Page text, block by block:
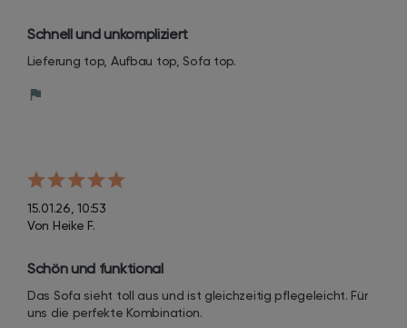
Schnell und unkompliziert
Lieferung top, Aufbau top, Sofa top.
15.01.26, 10:53
Von Heike F.
Schön und funktional
Das Sofa sieht toll aus und ist gleichzeitig pflegeleicht. Für
uns die perfekte Kombination.